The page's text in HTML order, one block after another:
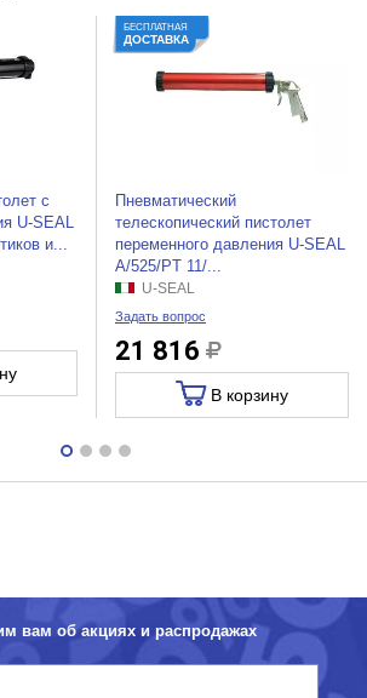
с
U-SEAL
и...
БЕСПЛАТНАЯ
ДОСТАВКА
Пневматический
телескопический пистолет
переменного давления U-SEAL
A/525/PT 11/...
U-SEAL
Задать вопрос
21 816
В корзину
вам об акциях и распродажах